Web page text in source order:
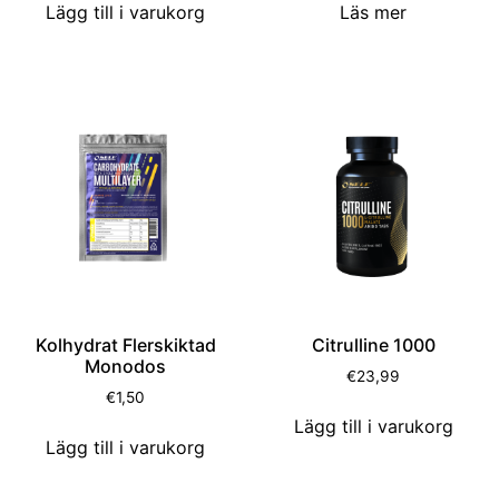
Lägg till i varukorg Läs mer
Kolhydrat Flerskiktad
Monodos
€1,50
Lägg till i varukorg
Citrulline 1000
€23,99
Lägg till i varukorg